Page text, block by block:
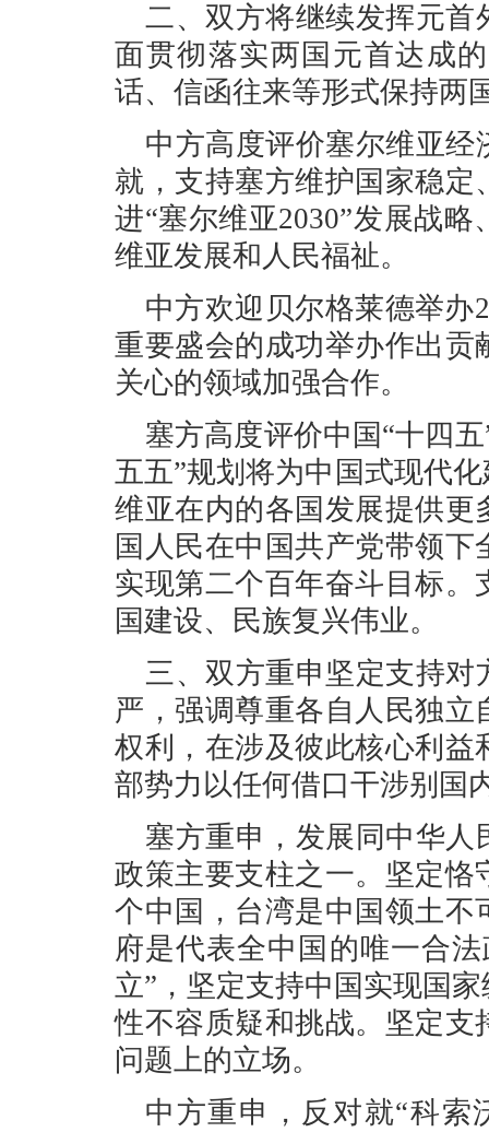
二、双方将继续发挥元首
面贯彻落实两国元首达成
话、信函往来等形式保持两
中方高度评价塞尔维亚
就，支持塞方维护国家稳
进“塞尔维亚2030”发展战
维亚发展和人民福祉。
中方欢迎贝尔格莱德举办
重要盛会的成功举办作出
关心的领域加强合作。
塞方高度评价中国“十四
五五”规划将为中国式现代
维亚在内的各国发展提供
国人民在中国共产党带领
实现第二个百年奋斗目标
国建设、民族复兴伟业。
三、双方重申坚定支持
严，强调尊重各自人民独
权利，在涉及彼此核心利
部势力以任何借口干涉别国
塞方重申，发展同中华
政策主要支柱之一。坚定
个中国，台湾是中国领土
府是代表全中国的唯一合
立”，坚定支持中国实现国
性不容质疑和挑战。坚定
问题上的立场。
中方重申，反对就“科索